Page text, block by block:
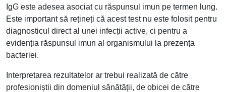
IgG este adesea asociat cu răspunsul imun pe termen lung.
Este important să rețineți că acest test nu este folosit pentru
diagnosticul direct al unei infecții active, ci pentru a
evidenția răspunsul imun al organismului la prezența
bacteriei.
Interpretarea rezultatelor ar trebui realizată de către
profesioniștii din domeniul sănătății, de obicei de către